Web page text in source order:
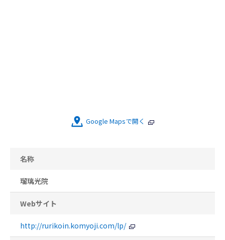
Google Mapsで開く
名称
瑠璃光院
Webサイト
http://rurikoin.komyoji.com/lp/